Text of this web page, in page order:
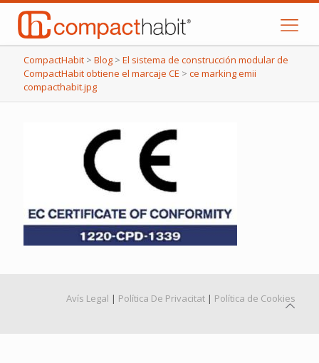
CompactHabit > Blog > El sistema de construcción modular de
CompactHabit obtiene el marcaje CE > ce marking emii
compacthabit.jpg
Avís Legal | Política De Privacitat | Política de Cookies